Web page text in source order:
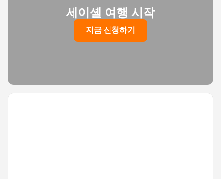
세이셸 여행 시작
지금 신청하기